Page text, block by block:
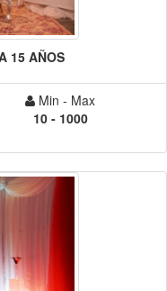
15 AÑOS
Min - Max
10 - 1000